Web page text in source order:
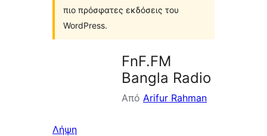
πιο πρόσφατες εκδόσεις του
WordPress.
FnF.FM
Bangla Radio
Από Arifur Rahman
Λήψη